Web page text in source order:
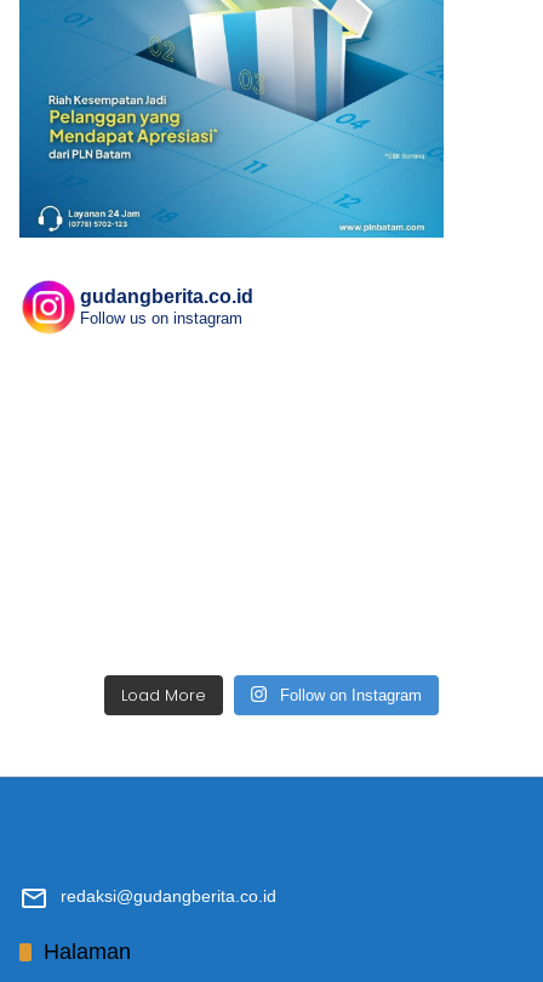
gudangberita.co.id
Follow us on instagram
Load More Follow on Instagram
redaksi@gudangberita.co.id
Halaman